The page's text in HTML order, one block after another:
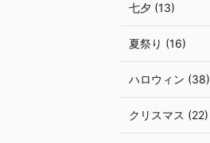
七夕 (13)
夏祭り (16)
ハロウィン (38)
クリスマス (22)